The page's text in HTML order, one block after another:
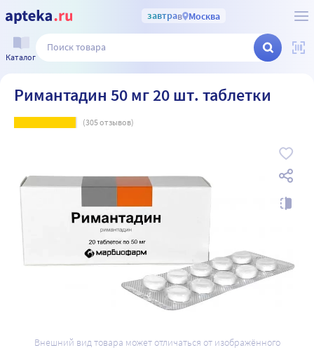
завтрав Москва
Каталог
Римантадин 50 мг 20 шт. таблетки
(305отзывов)
Внешний вид товара может отличаться от изображённого